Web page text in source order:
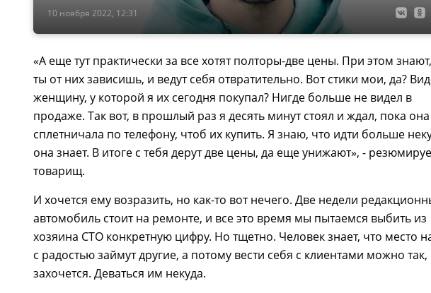
10 ноября 2022, 12:31
«А еще тут практически за все хотят полторы-две цены. При этом
ты от них зависишь, и ведут себя отвратительно. Вот стики мои, да?
женщину, у которой я их сегодня покупал? Нигде больше не видел в
продаже. Так вот, в прошлый раз я десять минут стоял и ждал, пока она
сплетничала по телефону, чтоб их купить. Я знаю, что идти больше
она знает. В итоге с тебя дерут две цены, да еще унижают», -
товарищ.
И хочется ему возразить, но как-то вот нечего. Две недели
автомобиль стоит на ремонте, и все это время мы пытаемся выбить из
хозяина СТО конкретную цифру. Но тщетно. Человек знает, что место
с радостью займут другие, а потому вести себя с клиентами можно так,
захочется. Деваться им некуда.